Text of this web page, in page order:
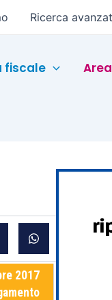
Ricerca
fiscale
2017